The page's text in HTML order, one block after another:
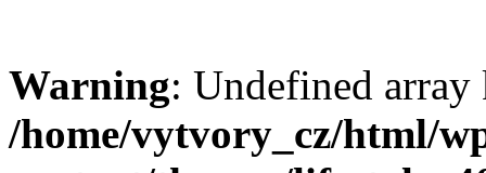
Warning: Undefined
/home/vytvory_cz/html/